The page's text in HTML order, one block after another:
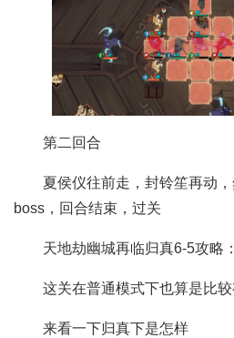
第二回合
夏侯仪往前走，封铃笙再动
boss，回合结束，过关
天地劫幽城再临归真6-5攻略：
这关在普通模式下也算是比
来看一下归真下是怎样